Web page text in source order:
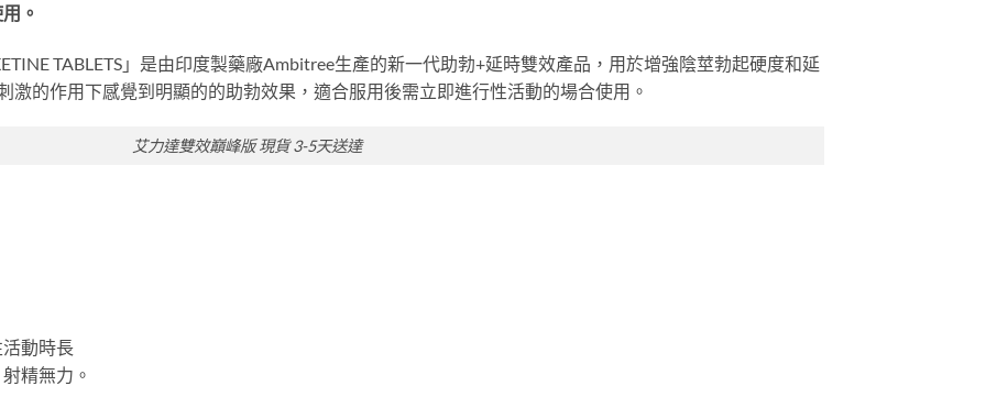
。
TABLETS」是由印度製藥廠Ambitree生產的新一代助勃+延時雙效產品，用於增強陰莖勃起硬度和延
的作用下感覺到明顯的的助勃效果，適合服用後需立即進行性活動的場合使用。
艾力達雙效巔峰版 現貨 3-5天送達
動時長
精無力。